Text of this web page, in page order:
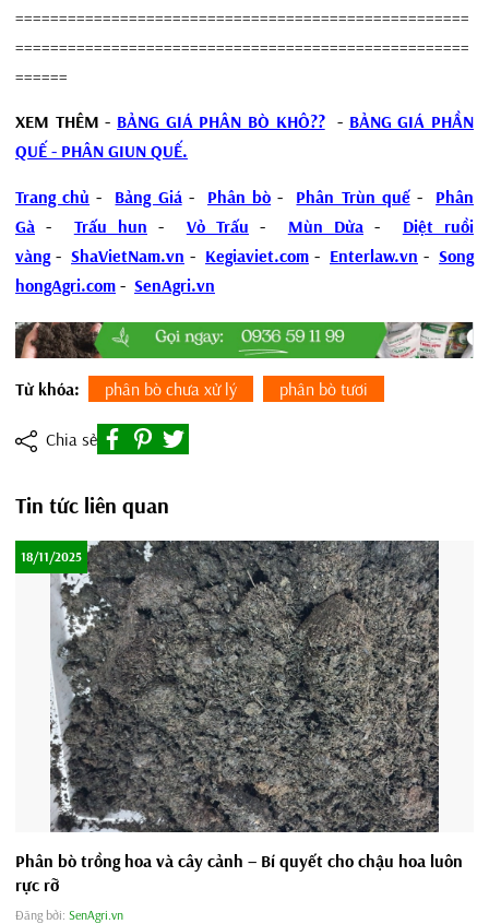
====================================================
====================================================
======
XEM THÊM - BẢNG GIÁ PHÂN BÒ KHÔ??- BẢNG GIÁ PHẦN
QUẾ - PHÂN GIUN QUẾ.
Trang chủ - Bảng Giá- Phân bò - Phân Trùn quế- Phân
Gà - Trấu hun - Vỏ Trấu - Mùn Dừa - Diệt ruồi
vàng- ShaVietNam.vn - Kegiaviet.com - Enterlaw.vn - Song
hongAgri.com - SenAgri.vn
Từ khóa: phân bò chưa xử lý phân bò tươi
Chia sẻ
Tin tức liên quan
18/11/2025
Phân bò trồng hoa và cây cảnh – Bí quyết cho chậu hoa luôn
rực rỡ
Đăng bởi: SenAgri.vn